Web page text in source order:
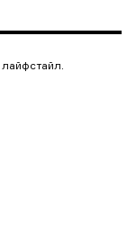
лайфстайл.